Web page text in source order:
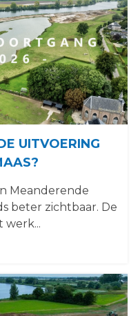
UITVOERING
Meanderende
beter zichtbaar. De
werk...
HET MET DE